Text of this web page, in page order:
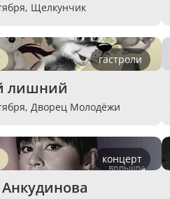
Щелкунчик
гастроли
лишний
Дворец Молодёжи
концерт